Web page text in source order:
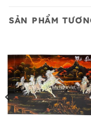
SẢN PHẨM